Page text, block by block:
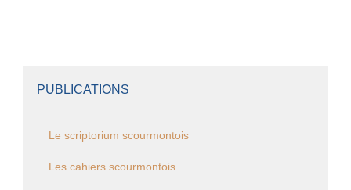
PUBLICATIONS
Le scriptorium scourmontois
Les cahiers scourmontois